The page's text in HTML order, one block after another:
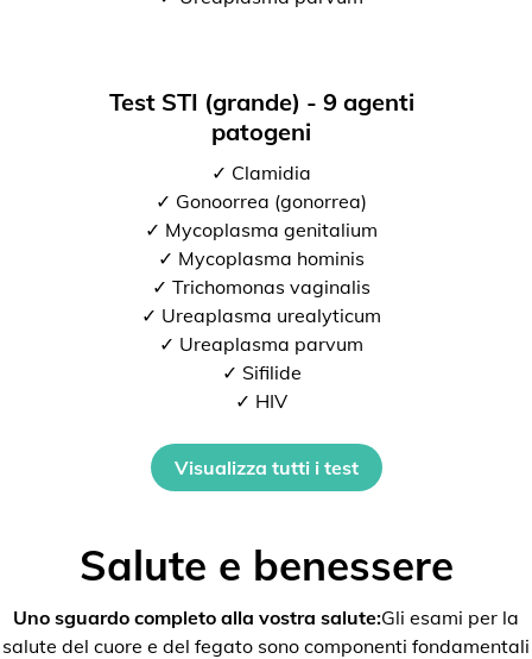
Test STI (grande) - 9 agenti
patogeni
✓ Clamidia
✓ Gonoorrea (gonorrea)
✓ Mycoplasma genitalium
✓ Mycoplasma hominis
✓ Trichomonas vaginalis
✓ Ureaplasma urealyticum
✓ Ureaplasma parvum
✓ Sifilide
✓ HIV
Visualizza tutti i test
Salute e benessere
Uno sguardo completo alla vostra salute:Gli esami per la
salute del cuore e del fegato sono componenti fondamentali